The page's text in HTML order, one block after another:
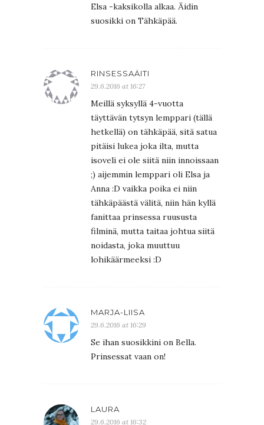
Elsa -kaksikolla alkaa. Äidin
suosikki on Tähkäpää.
RINSESSAÄITI
29.6.2016 at 16:27
Meillä syksyllä 4-vuotta
täyttävän tytsyn lemppari (tällä
hetkellä) on tähkäpää, sitä satua
pitäisi lukea joka ilta, mutta
isoveli ei ole siitä niin innoissaan
;) aijemmin lemppari oli Elsa ja
Anna :D vaikka poika ei niin
tähkäpäästä välitä, niin hän kyllä
fanittaa prinsessa ruususta
filminä, mutta taitaa johtua siitä
noidasta, joka muuttuu
lohikäärmeeksi :D
MARJA-LIISA
29.6.2016 at 16:29
Se ihan suosikkini on Bella.
Prinsessat vaan on!
LAURA
29.6.2016 at 16:32